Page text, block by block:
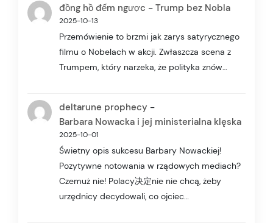
đồng hồ đếm ngược - Trump bez Nobla
2025-10-13
Przemówienie to brzmi jak zarys satyrycznego
filmu o Nobelach w akcji. Zwłaszcza scena z
Trumpem, który narzeka, że polityka znów…
deltarune prophecy -
Barbara Nowacka i jej ministerialna klęska
2025-10-01
Świetny opis sukcesu Barbary Nowackiej!
Pozytywne notowania w rządowych mediach?
Czemuż nie! Polacy决定nie nie chcą, żeby
urzędnicy decydowali, co ojciec…